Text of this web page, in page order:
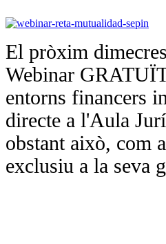
El pròxim
Webinar
entorns financers
directe a l'Aula
obstant això, com
exclusiu a la seva